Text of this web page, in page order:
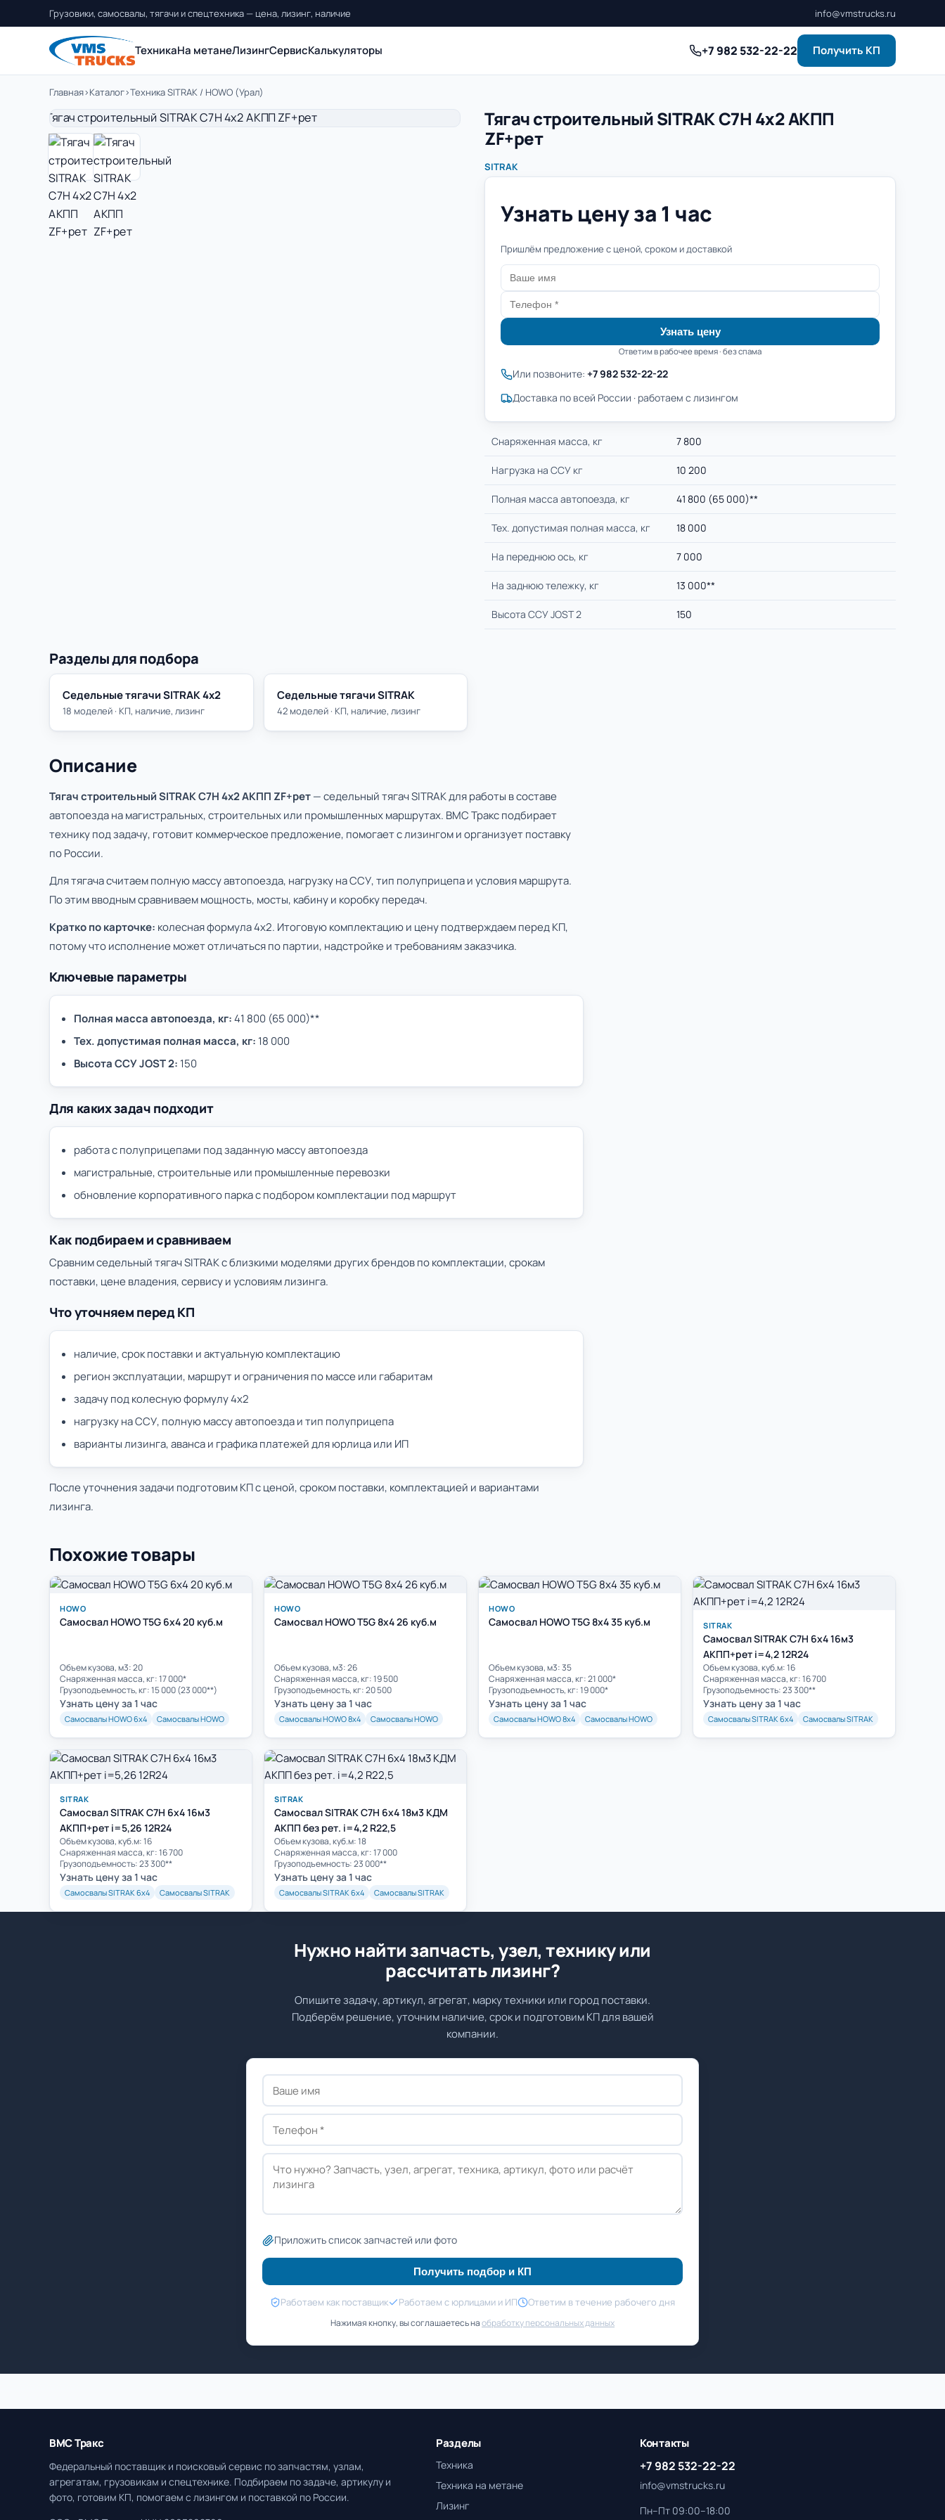
Грузовики, самосвалы, тягачи и спецтехника — цена, лизинг, наличие info@vmstrucks.ru
ТехникаНа метанеЛизингСервисКалькуляторы +7 982 532-22-22 Получить КП
Главная›Каталог›Техника SITRAK / HOWO (Урал)
Тягач строительный SITRAK C7H 4x2 АКПП
ZF+рет
SITRAK
Узнать цену за 1 час
Пришлём предложение с ценой, сроком и доставкой
Узнать цену
Ответим в рабочее время · без спама
Или позвоните: +7 982 532-22-22
Доставка по всей России · работаем с лизингом
Cнаряженная масса, кг 7 800
Нагрузка на ССУ кг 10 200
Полная масса автопоезда, кг 41 800 (65 000)**
Тех. допустимая полная масса, кг 18 000
На переднюю ось, кг 7 000
На заднюю тележку, кг 13 000**
Высота ССУ JOST 2 150
Разделы для подбора
Седельные тягачи SITRAK 4х2
18 моделей · КП, наличие, лизинг
Седельные тягачи SITRAK
42 моделей · КП, наличие, лизинг
Описание
Тягач строительный SITRAK C7H 4x2 АКПП ZF+рет— седельный тягач SITRAK для работы в составе
автопоезда на магистральных, строительных или промышленных маршрутах. ВМС Тракс подбирает
технику под задачу, готовит коммерческое предложение, помогает с лизингом и организует поставку
по России.
Для тягача считаем полную массу автопоезда, нагрузку на ССУ, тип полуприцепа и условия маршрута.
По этим вводным сравниваем мощность, мосты, кабину и коробку передач.
Кратко по карточке: колесная формула 4х2. Итоговую комплектацию и цену подтверждаем перед КП,
потому что исполнение может отличаться по партии, надстройке и требованиям заказчика.
Ключевые параметры
Полная масса автопоезда, кг:41 800 (65 000)**
Тех. допустимая полная масса, кг: 18 000
Высота ССУ JOST 2: 150
Для каких задач подходит
работа с полуприцепами под заданную массу автопоезда
магистральные, строительные или промышленные перевозки
обновление корпоративного парка с подбором комплектации под маршрут
Как подбираем и сравниваем
Сравним седельный тягач SITRAK с близкими моделями других брендов по комплектации, срокам
поставки, цене владения, сервису и условиям лизинга.
Что уточняем перед КП
наличие, срок поставки и актуальную комплектацию
регион эксплуатации, маршрут и ограничения по массе или габаритам
задачу под колесную формулу 4х2
нагрузку на ССУ, полную массу автопоезда и тип полуприцепа
варианты лизинга, аванса и графика платежей для юрлица или ИП
После уточнения задачи подготовим КП с ценой, сроком поставки, комплектацией и вариантами
лизинга.
Похожие товары
HOWO
Самосвал HOWO T5G 6x4 20 куб.м
Объем кузова, м3: 20
Cнаряженная масса, кг: 17 000*
Грузоподъемность, кг: 15 000 (23 000**)
Узнать цену за 1 час
Самосвалы HOWO 6х4 Самосвалы HOWO
HOWO
Самосвал HOWO T5G 8х4 26 куб.м
Объем кузова, м3: 26
Cнаряженная масса, кг: 19 500
Грузоподъемность, кг: 20 500
Узнать цену за 1 час
Самосвалы HOWO 8х4 Самосвалы HOWO
HOWO
Самосвал HOWO T5G 8х4 35 куб.м
Объем кузова, м3: 35
Cнаряженная масса, кг: 21 000*
Грузоподъемность, кг: 19 000*
Узнать цену за 1 час
Самосвалы HOWO 8х4 Самосвалы HOWO
SITRAK
Самосвал SITRAK C7H 6x4 16м3
АКПП+рет i=4,2 12R24
Объем кузова, куб.м: 16
Cнаряженная масса, кг: 16 700
Грузоподъемность: 23 300**
Узнать цену за 1 час
Самосвалы SITRAK 6х4 Самосвалы SITRAK
SITRAK
Самосвал SITRAK C7H 6x4 16м3
АКПП+рет i=5,26 12R24
Объем кузова, куб.м: 16
Cнаряженная масса, кг: 16 700
Грузоподъемность: 23 300**
Узнать цену за 1 час
Самосвалы SITRAK 6х4 Самосвалы SITRAK
SITRAK
Самосвал SITRAK C7H 6x4 18м3 КДМ
АКПП без рет. i=4,2 R22,5
Объем кузова, куб.м: 18
Cнаряженная масса, кг: 17 000
Грузоподъемность: 23 000**
Узнать цену за 1 час
Самосвалы SITRAK 6х4 Самосвалы SITRAK
Нужно найти запчасть, узел, технику или
рассчитать лизинг?
Опишите задачу, артикул, агрегат, марку техники или город поставки.
Подберём решение, уточним наличие, срок и подготовим КП для вашей
компании.
Приложить список запчастей или фото
Получить подбор и КП
Работаем как поставщик Работаем с юрлицами и ИП Ответим в течение рабочего дня
Нажимая кнопку, вы соглашаетесь наобработку персональных данных
ВМС Тракс
Федеральный поставщик и поисковый сервис по запчастям, узлам,
агрегатам, грузовикам и спецтехнике. Подбираем по задаче, артикулу и
фото, готовим КП, помогаем с лизингом и поставкой по России.
Разделы
Техника
Техника на метане
Лизинг
Контакты
+7 982 532-22-22
info@vmstrucks.ru
Пн–Пт 09:00–18:00